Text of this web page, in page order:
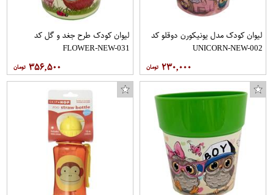
لیوان کودک مدل یونیکورن دوقلو کد
UNICORN-NEW-002
۲۳۰,۰۰۰
لیوان کودک طرح جغد و گل کد
FLOWER-NEW-031
۳۵۶,۵۰۰